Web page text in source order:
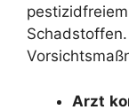
Arzt